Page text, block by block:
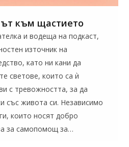
към щастието
и водеща на подкаст,
източник на
като ни кани да
светове, които са ѝ
с тревожността, за да
със живота си. Независимо
които носят добро
за самопомощ за…